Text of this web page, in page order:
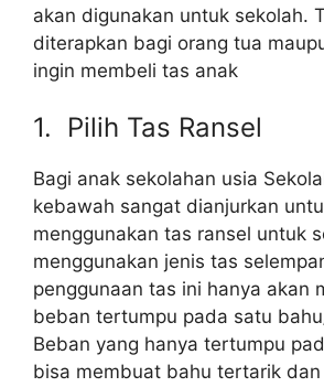
akan digunakan untuk sekolah.
diterapkan bagi orang tua
ingin membeli tas anak
1. Pilih Tas Ransel
Bagi anak sekolahan usia
kebawah sangat dianjurkan
menggunakan tas ransel untuk
menggunakan jenis tas
penggunaan tas ini hanya akan
beban tertumpu pada satu
Beban yang hanya tertumpu
bisa membuat bahu tertarik